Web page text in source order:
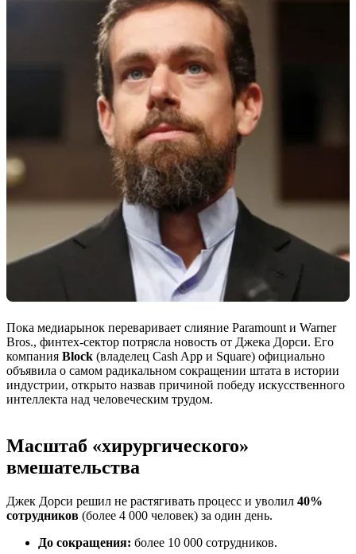
Пока медиарынок переваривает слияние Paramount и Warner
Bros., финтех-сектор потрясла новость от Джека Дорси. Его
компания Block (владелец Cash App и Square) официально
объявила о самом радикальном сокращении штата в истории
индустрии, открыто назвав причиной победу искусственного
интеллекта над человеческим трудом.
Масштаб «хирургического»
вмешательства
Джек Дорси решил не растягивать процесс и уволил 40%
сотрудников (более 4 000 человек) за один день.
До сокращения: более 10 000 сотрудников.